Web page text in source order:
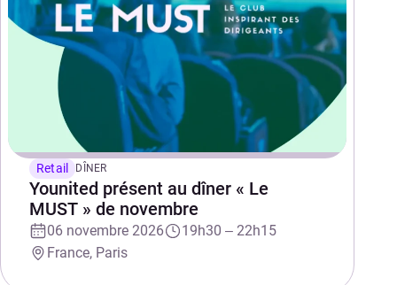
Retail DÎNER
Younited présent au dîner « Le
MUST » de novembre
06 novembre 2026
19h30 – 22h15
France, Paris